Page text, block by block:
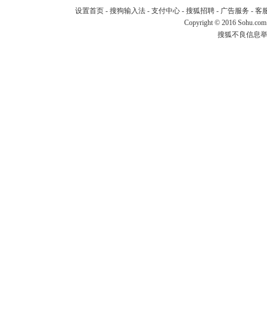
设置首页- 搜狗输入法- 支付中心- 搜狐招聘- 广告服务 - 客
Copyright © 2016
搜狐不良信息